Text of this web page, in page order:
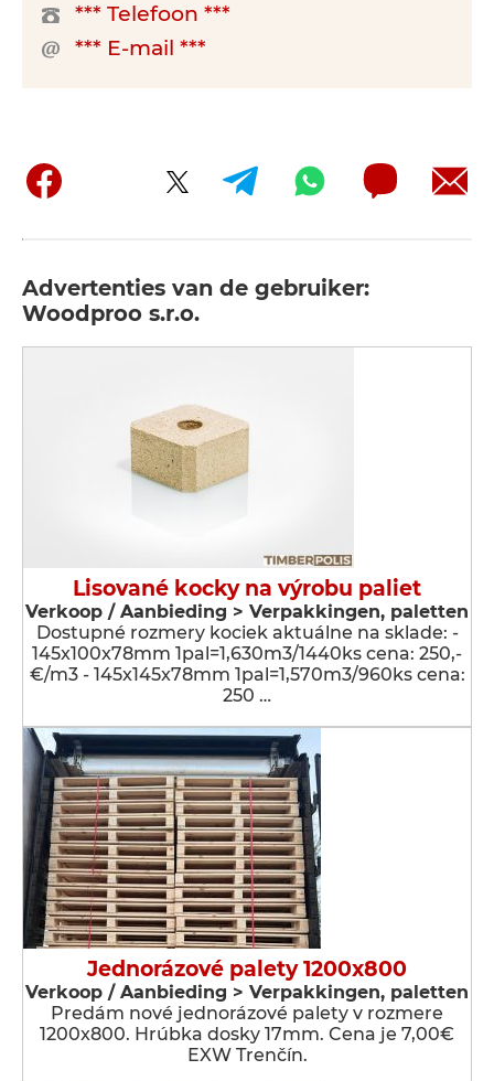
*** Telefoon ***
*** E-mail ***
Advertenties van de gebruiker:
Woodproo s.r.o.
Lisované kocky na výrobu paliet
Verkoop / Aanbieding > Verpakkingen, paletten
Dostupné rozmery kociek aktuálne na sklade: -
145x100x78mm 1pal=1,630m3/1440ks cena: 250,-
€/m3 - 145x145x78mm 1pal=1,570m3/960ks cena:
250 …
Jednorázové palety 1200x800
Verkoop / Aanbieding > Verpakkingen, paletten
Predám nové jednorázové palety v rozmere
1200x800. Hrúbka dosky 17mm. Cena je 7,00€
EXW Trenčín.